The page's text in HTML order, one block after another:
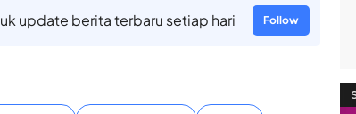
update berita terbaru setiap hari Follow